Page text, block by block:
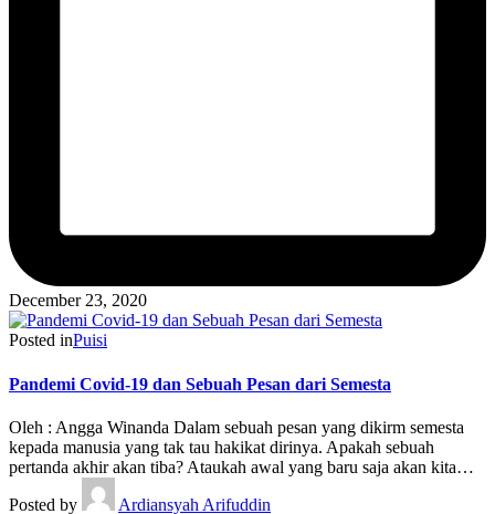
December 23, 2020
Posted inPuisi
Pandemi Covid-19 dan Sebuah Pesan dari Semesta
Oleh : Angga Winanda Dalam sebuah pesan yang dikirm semesta
kepada manusia yang tak tau hakikat dirinya. Apakah sebuah
pertanda akhir akan tiba? Ataukah awal yang baru saja akan kita…
Posted by
Ardiansyah Arifuddin